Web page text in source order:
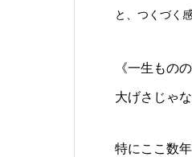
と、つくづく
《一生もの
大げさじゃ
特にここ数